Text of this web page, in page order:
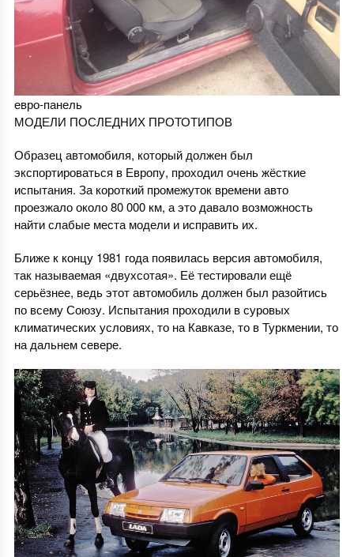
евро-панель
МОДЕЛИ ПОСЛЕДНИХ ПРОТОТИПОВ
Образец автомобиля, который должен был
экспортироваться в Европу, проходил очень жёсткие
испытания. За короткий промежуток времени авто
проезжало около 80 000 км, а это давало возможность
найти слабые места модели и исправить их.
Ближе к концу 1981 года появилась версия автомобиля,
так называемая «двухсотая». Её тестировали ещё
серьёзнее, ведь этот автомобиль должен был разойтись
по всему Союзу. Испытания проходили в суровых
климатических условиях, то на Кавказе, то в Туркмении, то
на дальнем севере.